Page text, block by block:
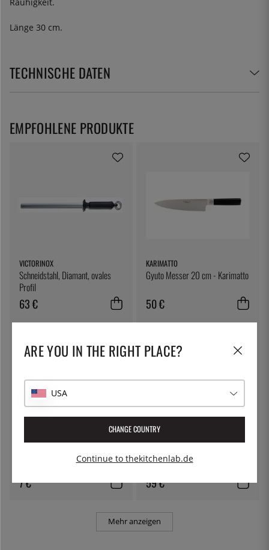
Länge 30 cm.
TECHNISCHE DATEN
VICTORINOX
Schneidstahl, Diamant, ovales
Profil
63 €
KARIMATTO
Gyuto Messer 20 cm - Karimatto
50 €
VICTORINOX
Schälmesser 8 cm, schwarzer
Kunststoff - Victorinox
7 €
MAC
Keramikspitzer, 21 cm - MAC
59 €
Mehr anzeigen
EMPFOHLENE PRODUKTE
ARE YOU IN THE RIGHT PLACE?
USA
CHANGE COUNTRY
Continue to thekitchenlab.de